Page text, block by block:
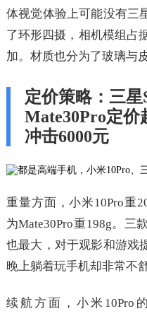
体视觉体验上可能没有三
了环形四摄，相机模组占
加。材质也分为了玻璃与
定价策略：三
Mate30Pro定价
冲击6000元
重量方面，小米10Pro重
为Mate30Pro重198g。三
也最大，对于观影和游戏
晚上躺着玩手机却非常不舒
续航方面，小米10Pro